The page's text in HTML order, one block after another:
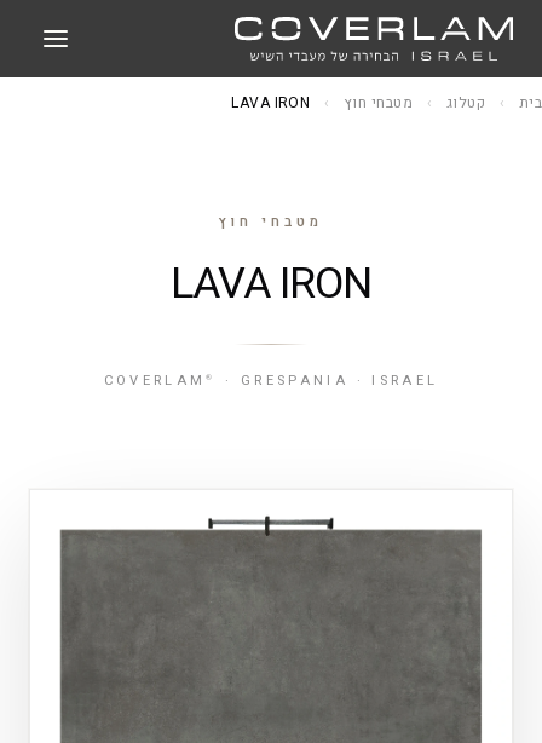
בית › קטלוג › מטבחי חוץ ›
LAVA IRON
מטבחי חוץ
LAVA IRON
COVERLAM® · GRESPANIA · ISRAEL